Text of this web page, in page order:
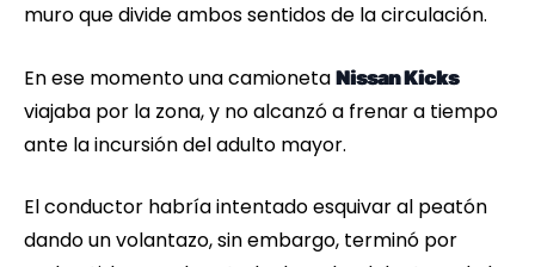
muro que divide ambos sentidos de la circulación.
En ese momento una camioneta Nissan Kicks
viajaba por la zona, y no alcanzó a frenar a tiempo
ante la incursión del adulto mayor.
El conductor habría intentado esquivar al peatón
dando un volantazo, sin embargo, terminó por